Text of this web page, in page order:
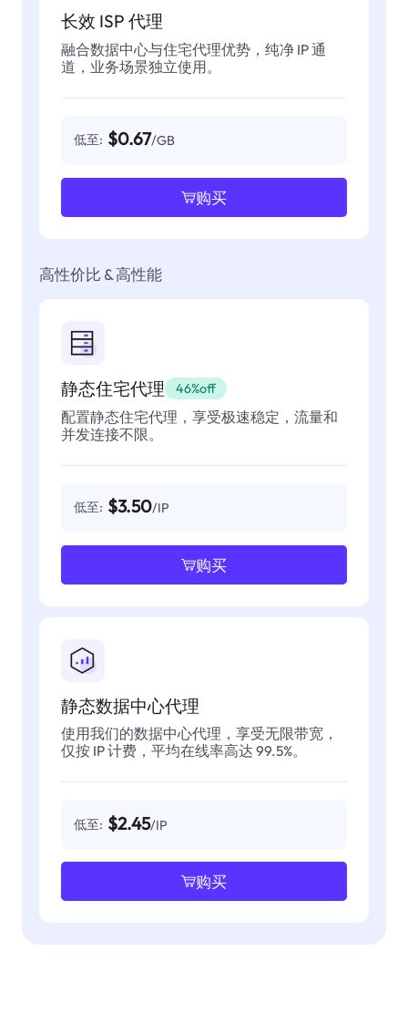
长效 ISP 代理
融合数据中心与住宅代理优势，纯净 IP 通
道，业务场景独立使用。
低至: $0.67/GB
购买
高性价比 & 高性能
静态住宅代理 46%off
配置静态住宅代理，享受极速稳定，流量和
并发连接不限。
低至: $3.50/IP
购买
静态数据中心代理
使用我们的数据中心代理，享受无限带宽，
仅按 IP 计费，平均在线率高达 99.5%。
低至: $2.45/IP
购买